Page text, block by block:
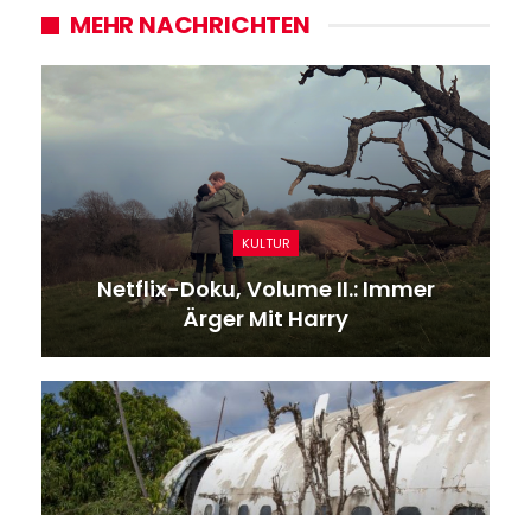
MEHR NACHRICHTEN
KULTUR
Netflix-Doku, Volume II.: Immer
Ärger Mit Harry